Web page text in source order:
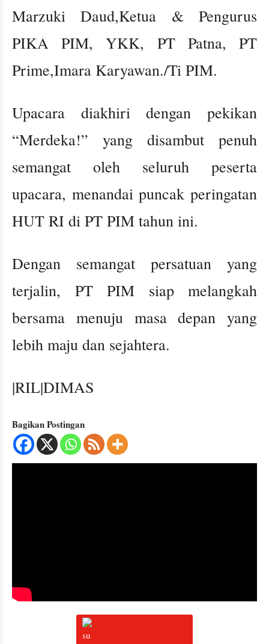
Marzuki Daud,Ketua & Pengurus
PIKA PIM, YKK, PT Patna, PT
Prime,Imara Karyawan./Ti PIM.
Upacara diakhiri dengan pekikan
“Merdeka!” yang disambut penuh
semangat oleh seluruh peserta
upacara, menandai puncak peringatan
HUT RI di PT PIM tahun ini.
Dengan semangat persatuan yang
terjalin, PT PIM siap melangkah
bersama menuju masa depan yang
lebih maju dan sejahtera.
|RIL|DIMAS
Bagikan Postingan